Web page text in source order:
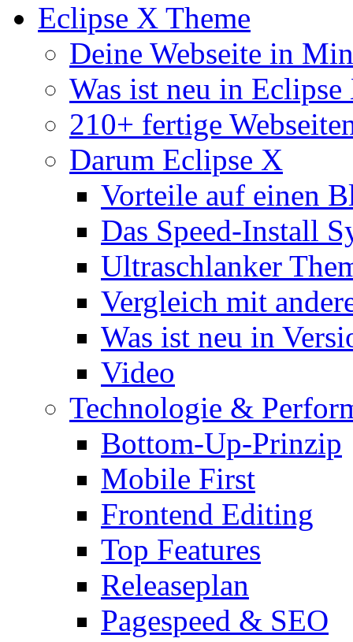
Eclipse X Theme
Deine Webseite in
Was ist neu in Eclipse
210+ fertige
Darum Eclipse X
Vorteile auf einen
Das Speed-Install
Ultraschlanker
Vergleich mit
Was ist neu in
Video
Technologie &
Bottom-Up-Prinzip
Mobile First
Frontend Editing
Top Features
Releaseplan
Pagespeed & SEO